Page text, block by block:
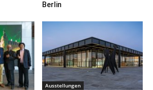
Berlin
Ausstellungen